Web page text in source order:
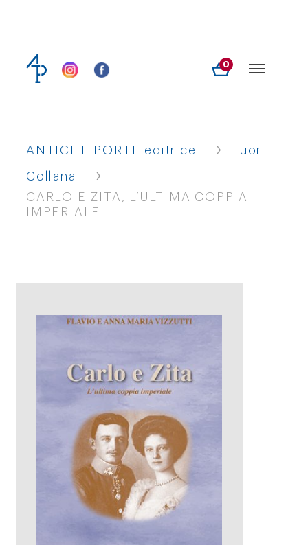
0
ANTICHE PORTE editrice › Fuori
Collana ›
CARLO E ZITA, L’ULTIMA COPPIA
IMPERIALE